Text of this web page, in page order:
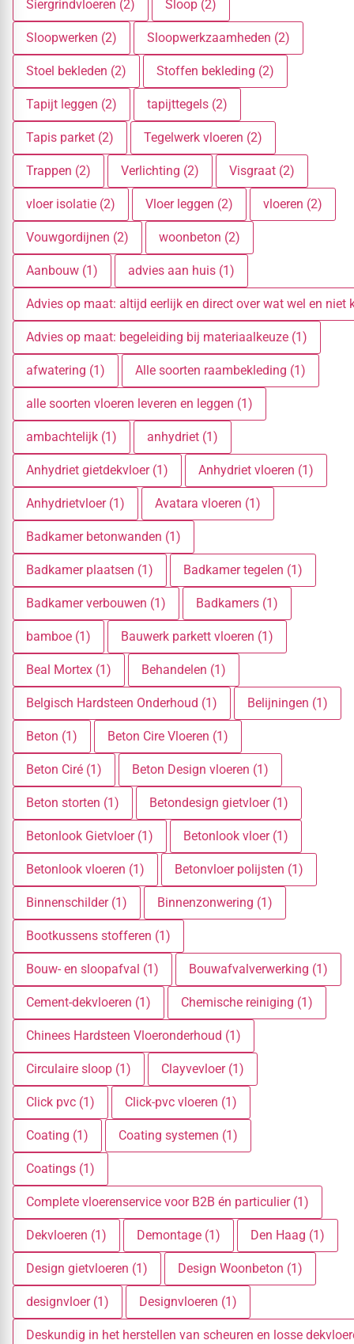
Siergrindvloeren (2) Sloop (2)
Sloopwerken (2) Sloopwerkzaamheden (2)
Stoel bekleden (2) Stoffen bekleding (2)
Tapijt leggen (2) tapijttegels (2)
Tapis parket (2) Tegelwerk vloeren (2)
Trappen (2) Verlichting (2) Visgraat (2)
vloer isolatie (2) Vloer leggen (2) vloeren (2)
Vouwgordijnen (2) woonbeton (2)
Aanbouw (1) advies aan huis (1)
Advies op maat: altijd eerlijk en direct over wat wel en niet
Advies op maat: begeleiding bij materiaalkeuze (1)
afwatering (1) Alle soorten raambekleding (1)
alle soorten vloeren leveren en leggen (1)
ambachtelijk (1) anhydriet (1)
Anhydriet gietdekvloer (1) Anhydriet vloeren (1)
Anhydrietvloer (1) Avatara vloeren (1)
Badkamer betonwanden (1)
Badkamer plaatsen (1) Badkamer tegelen (1)
Badkamer verbouwen (1) Badkamers (1)
bamboe (1) Bauwerk parkett vloeren (1)
Beal Mortex (1) Behandelen (1)
Belgisch Hardsteen Onderhoud (1) Belijningen (1)
Beton (1) Beton Cire Vloeren (1)
Beton Ciré (1) Beton Design vloeren (1)
Beton storten (1) Betondesign gietvloer (1)
Betonlook Gietvloer (1) Betonlook vloer (1)
Betonlook vloeren (1) Betonvloer polijsten (1)
Binnenschilder (1) Binnenzonwering (1)
Bootkussens stofferen (1)
Bouw- en sloopafval (1) Bouwafvalverwerking (1)
Cement-dekvloeren (1) Chemische reiniging (1)
Chinees Hardsteen Vloeronderhoud (1)
Circulaire sloop (1) Clayvevloer (1)
Click pvc (1) Click-pvc vloeren (1)
Coating (1) Coating systemen (1)
Coatings (1)
Complete vloerenservice voor B2B én particulier (1)
Dekvloeren (1) Demontage (1) Den Haag (1)
Design gietvloeren (1) Design Woonbeton (1)
designvloer (1) Designvloeren (1)
Deskundig in het herstellen van scheuren en losse